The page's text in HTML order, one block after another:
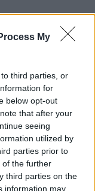
My
third parties, or
for
below opt-out
that after your
seeing
utilized by
parties prior to
of the further
third parties on the
information may